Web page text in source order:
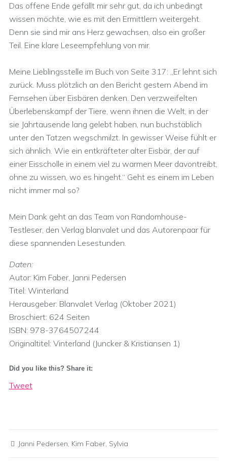
Das offene Ende gefällt mir sehr gut, da ich unbedingt
wissen möchte, wie es mit den Ermittlern weitergeht.
Denn sie sind mir ans Herz gewachsen, also ein großer
Teil. Eine klare Leseempfehlung von mir.
Meine Lieblingsstelle im Buch von Seite 317: „Er lehnt sich
zurück. Muss plötzlich an den Bericht gestern Abend im
Fernsehen über Eisbären denken. Den verzweifelten
Überlebenskampf der Tiere, wenn ihnen die Welt, in der
sie Jahrtausende lang gelebt haben, nun buchstäblich
unter den Tatzen wegschmilzt. In gewisser Weise fühlt er
sich ähnlich. Wie ein entkräfteter alter Eisbär, der auf
einer Eisscholle in einem viel zu warmen Meer davontreibt,
ohne zu wissen, wo es hingeht.“ Geht es einem im Leben
nicht immer mal so?
Mein Dank geht an das Team von Randomhouse-
Testleser, den Verlag blanvalet und das Autorenpaar für
diese spannenden Lesestunden.
Daten:
Autor: Kim Faber, Janni Pedersen
Titel: Winterland
Herausgeber:‎ Blanvalet Verlag (Oktober 2021)
Broschiert:‎ 624 Seiten
ISBN: 978-3764507244
Originaltitel:‎ Vinterland (Juncker & Kristiansen 1)
Did you like this? Share it:
Tweet
Janni Pedersen, Kim Faber, Sylvia